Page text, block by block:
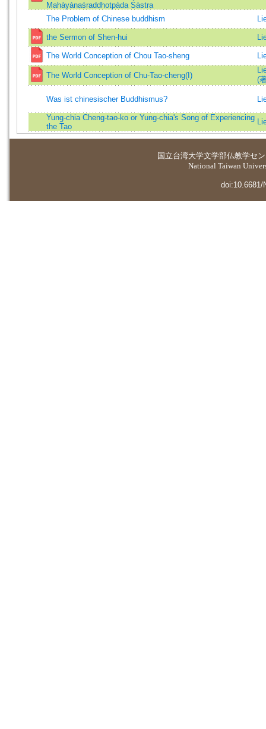
Mahàyànaśraddhotpàda Śàstra
The Problem of Chinese buddhism
the Sermon of Shen-hui
The World Conception of Chou Tao-sheng
The World Conception of Chu-Tao-cheng(I)
(
Was ist chinesischer Buddhismus?
Yung-chia Cheng-tao-ko or Yung-chia's Song of Experiencing
the Tao
国立台湾大学文学部仏教学セ
National Taiwan
doi:10.6681/